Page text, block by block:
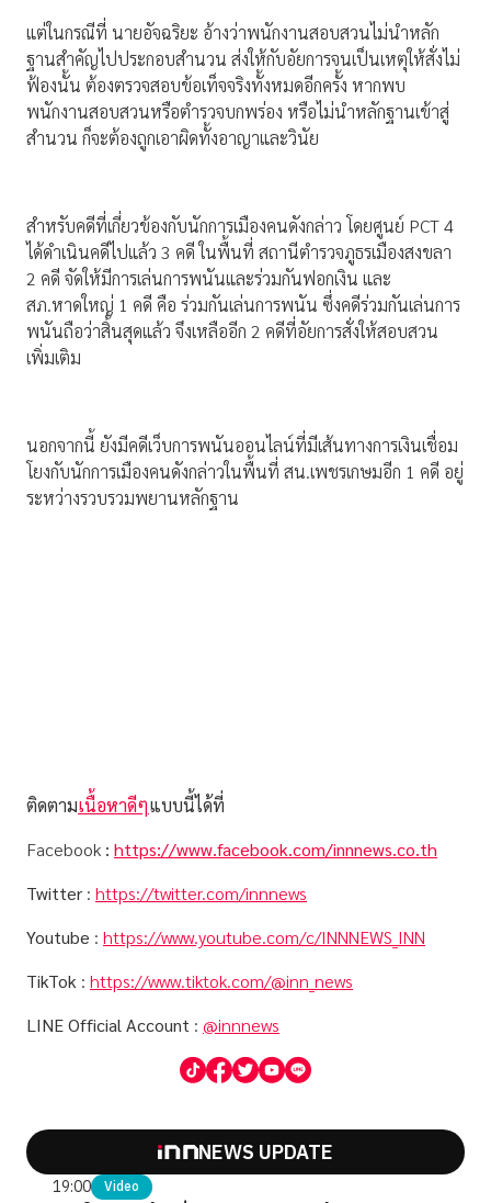
แต่ในกรณีที่ นายอัจฉริยะ อ้างว่าพนักงานสอบสวนไม่นำหลัก
ฐานสำคัญไปประกอบสำนวน ส่งให้กับอัยการจนเป็นเหตุให้สั่งไม่
ฟ้องนั้น ต้องตรวจสอบข้อเท็จจริงทั้งหมดอีกครั้ง หากพบ
พนักงานสอบสวนหรือตำรวจบกพร่อง หรือไม่นำหลักฐานเข้าสู่
สำนวน ก็จะต้องถูกเอาผิดทั้งอาญาและวินัย
สำหรับคดีที่เกี่ยวข้องกับนักการเมืองคนดังกล่าว โดยศูนย์ PCT 4
ได้ดำเนินคดีไปแล้ว 3 คดี ในพื้นที่ สถานีตำรวจภูธรเมืองสงขลา
2 คดี จัดให้มีการเล่นการพนันและร่วมกันฟอกเงิน และ
สภ.หาดใหญ่ 1 คดี คือ ร่วมกันเล่นการพนัน ซึ่งคดีร่วมกันเล่นการ
พนันถือว่าสิ้นสุดแล้ว จึงเหลืออีก 2 คดีที่อัยการสั่งให้สอบสวน
เพิ่มเติม
นอกจากนี้ ยังมีคดีเว็บการพนันออนไลน์ที่มีเส้นทางการเงินเชื่อม
โยงกับนักการเมืองคนดังกล่าวในพื้นที่ สน.เพชรเกษมอีก 1 คดี อยู่
ระหว่างรวบรวมพยานหลักฐาน
ติดตามเนื้อหาดีๆแบบนี้ได้ที่
Facebook : https://www.facebook.com/innnews.co.th
Twitter : https://twitter.com/innnews
Youtube : https://www.youtube.com/c/INNNEWS_INN
TikTok : https://www.tiktok.com/@inn_news
LINE Official Account : @innnews
NEWS UPDATE
19:00 Video